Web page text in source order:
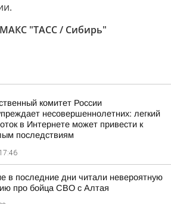
"ТАСС / Сибирь"
комитет России
несовершеннолетних: легкий
в Интернете может привести к
последствиям
17:46
в последние дни читали невероятную
про бойца СВО с Алтая